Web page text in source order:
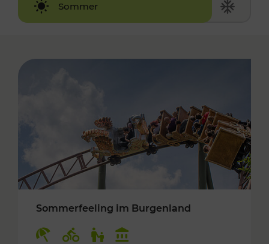
Sommer
Winter
Sommerfeeling im Burgenland